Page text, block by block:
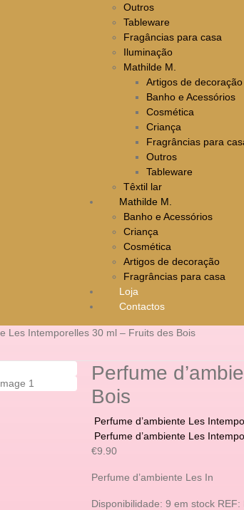
Outros
Tableware
Fragâncias para casa
Iluminação
Mathilde M.
Artigos de decoração
Banho e Acessórios
Cosmética
Criança
Fragrâncias para
Outros
Tableware
Têxtil lar
Mathilde M.
Banho e Acessórios
Criança
Cosmética
Artigos de decoração
Fragrâncias para casa
Loja
Contactos
Les Intemporelles 30 ml – Fruits des Bois
Perfume
Bois
Perfume d’ambiente Les
Perfume d’ambiente Les
€9.90
Perfume d’ambiente Les In
Disponibilidade: 9 em stock REF: